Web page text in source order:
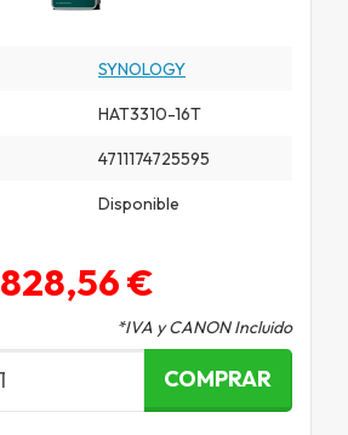
SYNOLOGY
HAT3310-16T
4711174725595
Disponible
828,56 €
*IVA y CANON Incluido
COMPRAR